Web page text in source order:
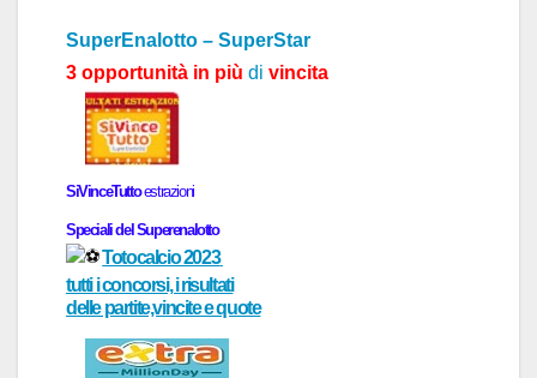
SuperEnalotto – SuperStar
3 opportunità in più di vincita
SiVinceTuttoestrazioni
Speciali del Superenalotto
Totocalcio 2023
tutti i concorsi, i risultati
delle partite,vincite e quote